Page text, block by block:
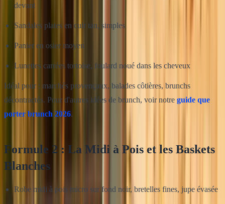
devant
Sandales plates en cuir tan, simples
Panier en osier moyen
Lunettes carrées tortoise, foulard noué dans les cheveux
Idéal pour : marchés provençaux, balades côtières, brunchs
décontractés. Pour d'autres idées de brunch, voir notre guide que
porter brunch 2026.
Formule 2 : La Midi à Pois et les Baskets
Blanches
Robe midi à pois micro sur fond noir, bretelles fines, jupe évasée